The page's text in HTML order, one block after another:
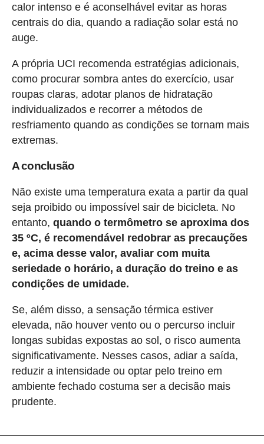
calor intenso e é aconselhável evitar as horas
centrais do dia, quando a radiação solar está no
auge.
A própria UCI recomenda estratégias adicionais,
como procurar sombra antes do exercício, usar
roupas claras, adotar planos de hidratação
individualizados e recorrer a métodos de
resfriamento quando as condições se tornam mais
extremas.
A conclusão
Não existe uma temperatura exata a partir da qual
seja proibido ou impossível sair de bicicleta. No
entanto, quando o termômetro se aproxima dos
35 ºC, é recomendável redobrar as precauções
e, acima desse valor, avaliar com muita
seriedade o horário, a duração do treino e as
condições de umidade.
Se, além disso, a sensação térmica estiver
elevada, não houver vento ou o percurso incluir
longas subidas expostas ao sol, o risco aumenta
significativamente. Nesses casos, adiar a saída,
reduzir a intensidade ou optar pelo treino em
ambiente fechado costuma ser a decisão mais
prudente.